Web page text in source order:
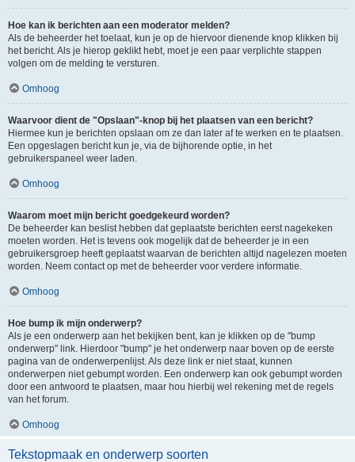
Hoe kan ik berichten aan een moderator melden?
Als de beheerder het toelaat, kun je op de hiervoor dienende knop klikken bij
het bericht. Als je hierop geklikt hebt, moet je een paar verplichte stappen
volgen om de melding te versturen.
Omhoog
Waarvoor dient de "Opslaan"-knop bij het plaatsen van een bericht?
Hiermee kun je berichten opslaan om ze dan later af te werken en te plaatsen.
Een opgeslagen bericht kun je, via de bijhorende optie, in het
gebruikerspaneel weer laden.
Omhoog
Waarom moet mijn bericht goedgekeurd worden?
De beheerder kan beslist hebben dat geplaatste berichten eerst nagekeken
moeten worden. Het is tevens ook mogelijk dat de beheerder je in een
gebruikersgroep heeft geplaatst waarvan de berichten altijd nagelezen moeten
worden. Neem contact op met de beheerder voor verdere informatie.
Omhoog
Hoe bump ik mijn onderwerp?
Als je een onderwerp aan het bekijken bent, kan je klikken op de "bump
onderwerp" link. Hierdoor "bump" je het onderwerp naar boven op de eerste
pagina van de onderwerpenlijst. Als deze link er niet staat, kunnen
onderwerpen niet gebumpt worden. Een onderwerp kan ook gebumpt worden
door een antwoord te plaatsen, maar hou hierbij wel rekening met de regels
van het forum.
Omhoog
Tekstopmaak en onderwerp soorten